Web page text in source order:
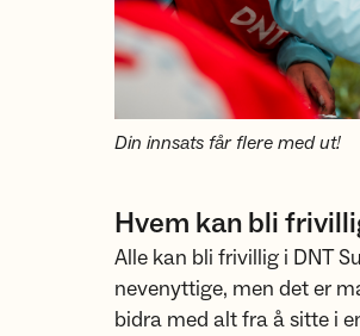
Din innsats får flere med ut!
Hvem kan bli
Alle kan bli frivillig i DNT
nevenyttige, men det er
bidra med alt fra å sitte i